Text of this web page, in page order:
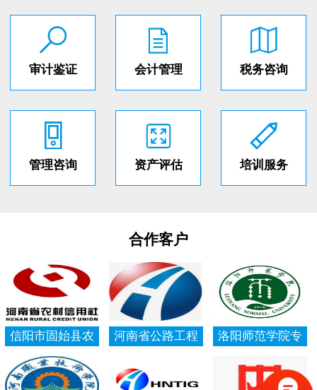
审计鉴证 会计管理 税务咨询
管理咨询 资产评估 培训服务
合作客户
信阳市固始县农
村信用社资产清
查审计
河南省公路工程
洛阳师范学院专